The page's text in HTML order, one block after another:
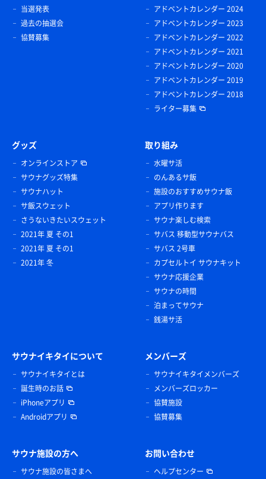
当選発表
過去の抽選会
協賛募集
アドベントカレンダー 2024
アドベントカレンダー 2023
アドベントカレンダー 2022
アドベントカレンダー 2021
アドベントカレンダー 2020
アドベントカレンダー 2019
アドベントカレンダー 2018
ライター募集
グッズ
オンラインストア
サウナグッズ特集
サウナハット
サ飯スウェット
さうないきたいスウェット
2021年 夏 その1
2021年 夏 その1
2021年 冬
取り組み
水曜サ活
のんあるサ飯
施設のおすすめサウナ飯
アプリ作ります
サウナ楽しむ検索
サバス 移動型サウナバス
サバス 2号車
カプセルトイ サウナキット
サウナ応援企業
サウナの時間
泊まってサウナ
銭湯サ活
サウナイキタイについて
サウナイキタイとは
誕生時のお話
iPhoneアプリ
Androidアプリ
メンバーズ
サウナイキタイメンバーズ
メンバーズロッカー
協賛施設
協賛募集
サウナ施設の方へ
サウナ施設の皆さまへ
お問い合わせ
ヘルプセンター